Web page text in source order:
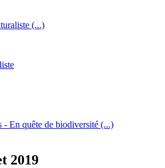
(...)
- En quête de biodiversité (...)
2019